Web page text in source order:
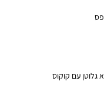
גלוטן עם קוקוס